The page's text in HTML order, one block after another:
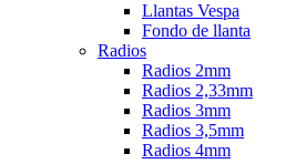
Llantas Vespa
Fondo de llanta
Radios
Radios 2mm
Radios 2,33mm
Radios 3mm
Radios 3,5mm
Radios 4mm